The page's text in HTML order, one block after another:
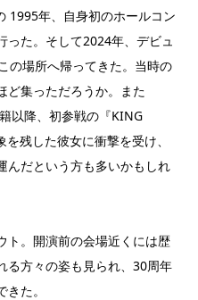
1995年、自身初のホールコン
った。そして2024年、デビュ
の場所へ帰ってきた。当時の
ど集っただろうか。また
以降、初参戦の『KING
残した彼女に衝撃を受け、
んだという方も多いかもしれ
ト。開演前の会場近くには歴
る方々の姿も見られ、30周年
た。